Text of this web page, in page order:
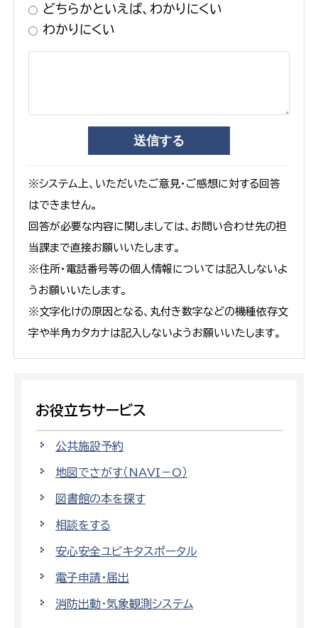
どちらかといえば、わかりにくい
わかりにくい
※システム上、いただいたご意見・ご感想に対する回答
はできません。
回答が必要な内容に関しましては、お問い合わせ先の担
当課まで直接お願いいたします。
※住所・電話番号等の個人情報については記入しないよ
うお願いいたします。
※文字化けの原因となる、丸付き数字などの機種依存文
字や半角カタカナは記入しないようお願いいたします。
お役立ちサービス
公共施設予約
地図でさがす（NAVI－O）
図書館の本を探す
相談をする
安心安全ユビキタスポータル
電子申請・届出
消防出動・気象観測システム